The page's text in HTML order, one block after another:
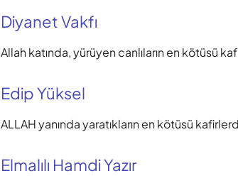
Diyanet Vakfı
Allah katında, yürüyen canlıların en kötüsü
Edip Yüksel
ALLAH yanında yaratıkların en kötüsü
Elmalılı Hamdi Yazır